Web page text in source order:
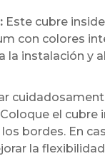
Este cubre
con colores
la instalación y
el cubre
bordes. En
la